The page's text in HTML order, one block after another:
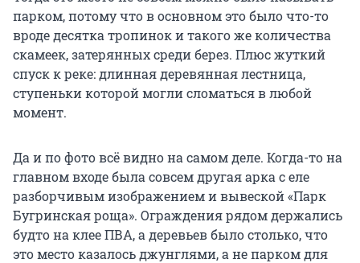
парком, потому что в основном это было что-то
вроде десятка тропинок и такого же количества
скамеек, затерянных среди берез. Плюс жуткий
спуск к реке: длинная деревянная лестница,
ступеньки которой могли сломаться в любой
момент.
Да и по фото всё видно на самом деле. Когда-то на
главном входе была совсем другая арка с еле
разборчивым изображением и вывеской «Парк
Бугринская роща». Ограждения рядом держались
будто на клее ПВА, а деревьев было столько, что
это место казалось джунглями, а не парком для